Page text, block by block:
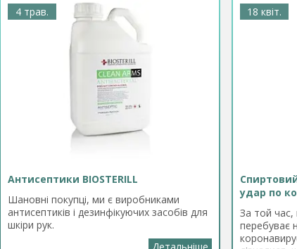
4 трав.
Антисептики BIOSTERILL
Шановні покупці, ми є виробниками
антисептиків і дезинфікуючих засобів для
шкіри рук.
18 квіт.
удар по
За той час,
перебуває